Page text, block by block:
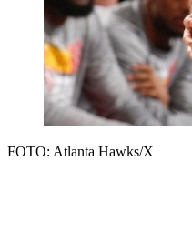
FOTO: Atlanta Hawks/X